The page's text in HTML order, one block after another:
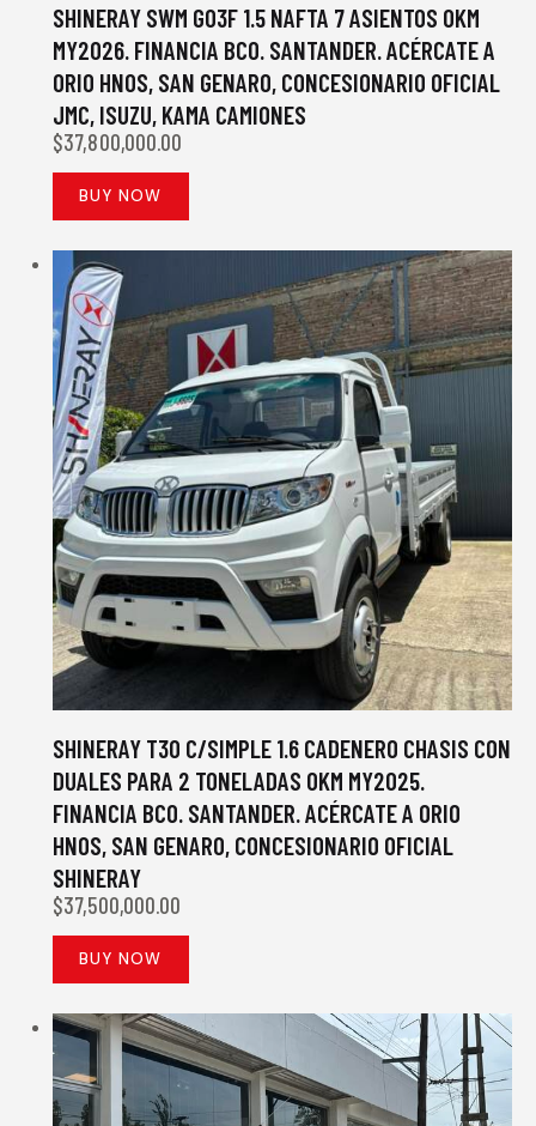
SHINERAY SWM G03F 1.5 NAFTA 7 ASIENTOS 0KM
MY2026. FINANCIA BCO. SANTANDER. ACÉRCATE A
ORIO HNOS, SAN GENARO, CONCESIONARIO OFICIAL
JMC, ISUZU, KAMA CAMIONES
$37,800,000.00
BUY NOW
SHINERAY T30 C/SIMPLE 1.6 CADENERO CHASIS CON
DUALES PARA 2 TONELADAS 0KM MY2025.
FINANCIA BCO. SANTANDER. ACÉRCATE A ORIO
HNOS, SAN GENARO, CONCESIONARIO OFICIAL
SHINERAY
$37,500,000.00
BUY NOW